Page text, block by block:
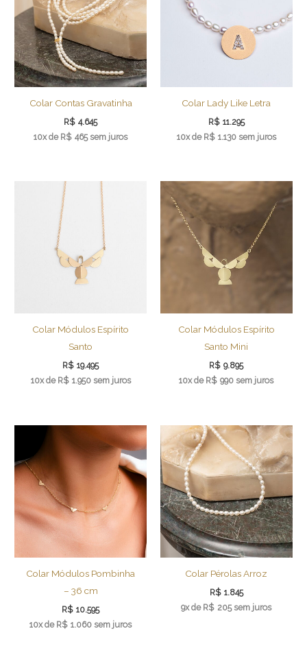
Colar Contas Gravatinha
R$ 4.645
10x de R$ 465 sem juros
Colar Lady Like Letra
R$ 11.295
10x de R$ 1.130 sem juros
Colar Módulos Espírito
Santo
R$ 19.495
10x de R$ 1.950 sem juros
Colar Módulos Espírito
Santo Mini
R$ 9.895
10x de R$ 990 sem juros
Colar Módulos Pombinha
– 36 cm
R$ 10.595
10x de R$ 1.060 sem juros
Colar Pérolas Arroz
R$ 1.845
9x de R$ 205 sem juros